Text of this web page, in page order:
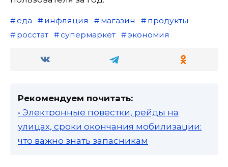
еда инфляция магазин
продукты
росстат
супермаркет экономия
Рекомендуем почитать:
• Электронные повестки, рейды на
улицах, сроки окончания мобилизации:
что важно знать запасникам